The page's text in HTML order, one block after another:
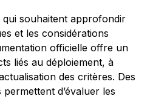
souhaitent approfondir
et les considérations
officielle offre un
liés au déploiement, à
des critères. Des
d’évaluer les